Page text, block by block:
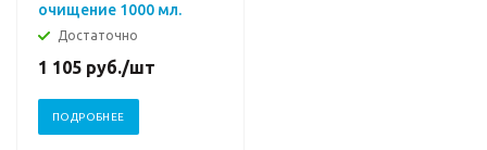
очищение 1000 мл.
Достаточно
1 105 руб./шт
ПОДРОБНЕЕ